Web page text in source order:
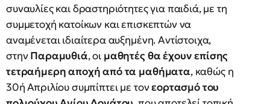
συναυλίες και δραστηριότητες για παιδιά, με τη
συμμετοχή κατοίκων και επισκεπτών να
αναμένεται ιδιαίτερα αυξημένη. Αντίστοιχα,
στηνΠαραμυθιά, οι μαθητές θα έχουν επίσης
τετραήμερη αποχή από τα μαθήματα, καθώς η
30ή Απριλίου συμπίπτει με τονεορτασμό του